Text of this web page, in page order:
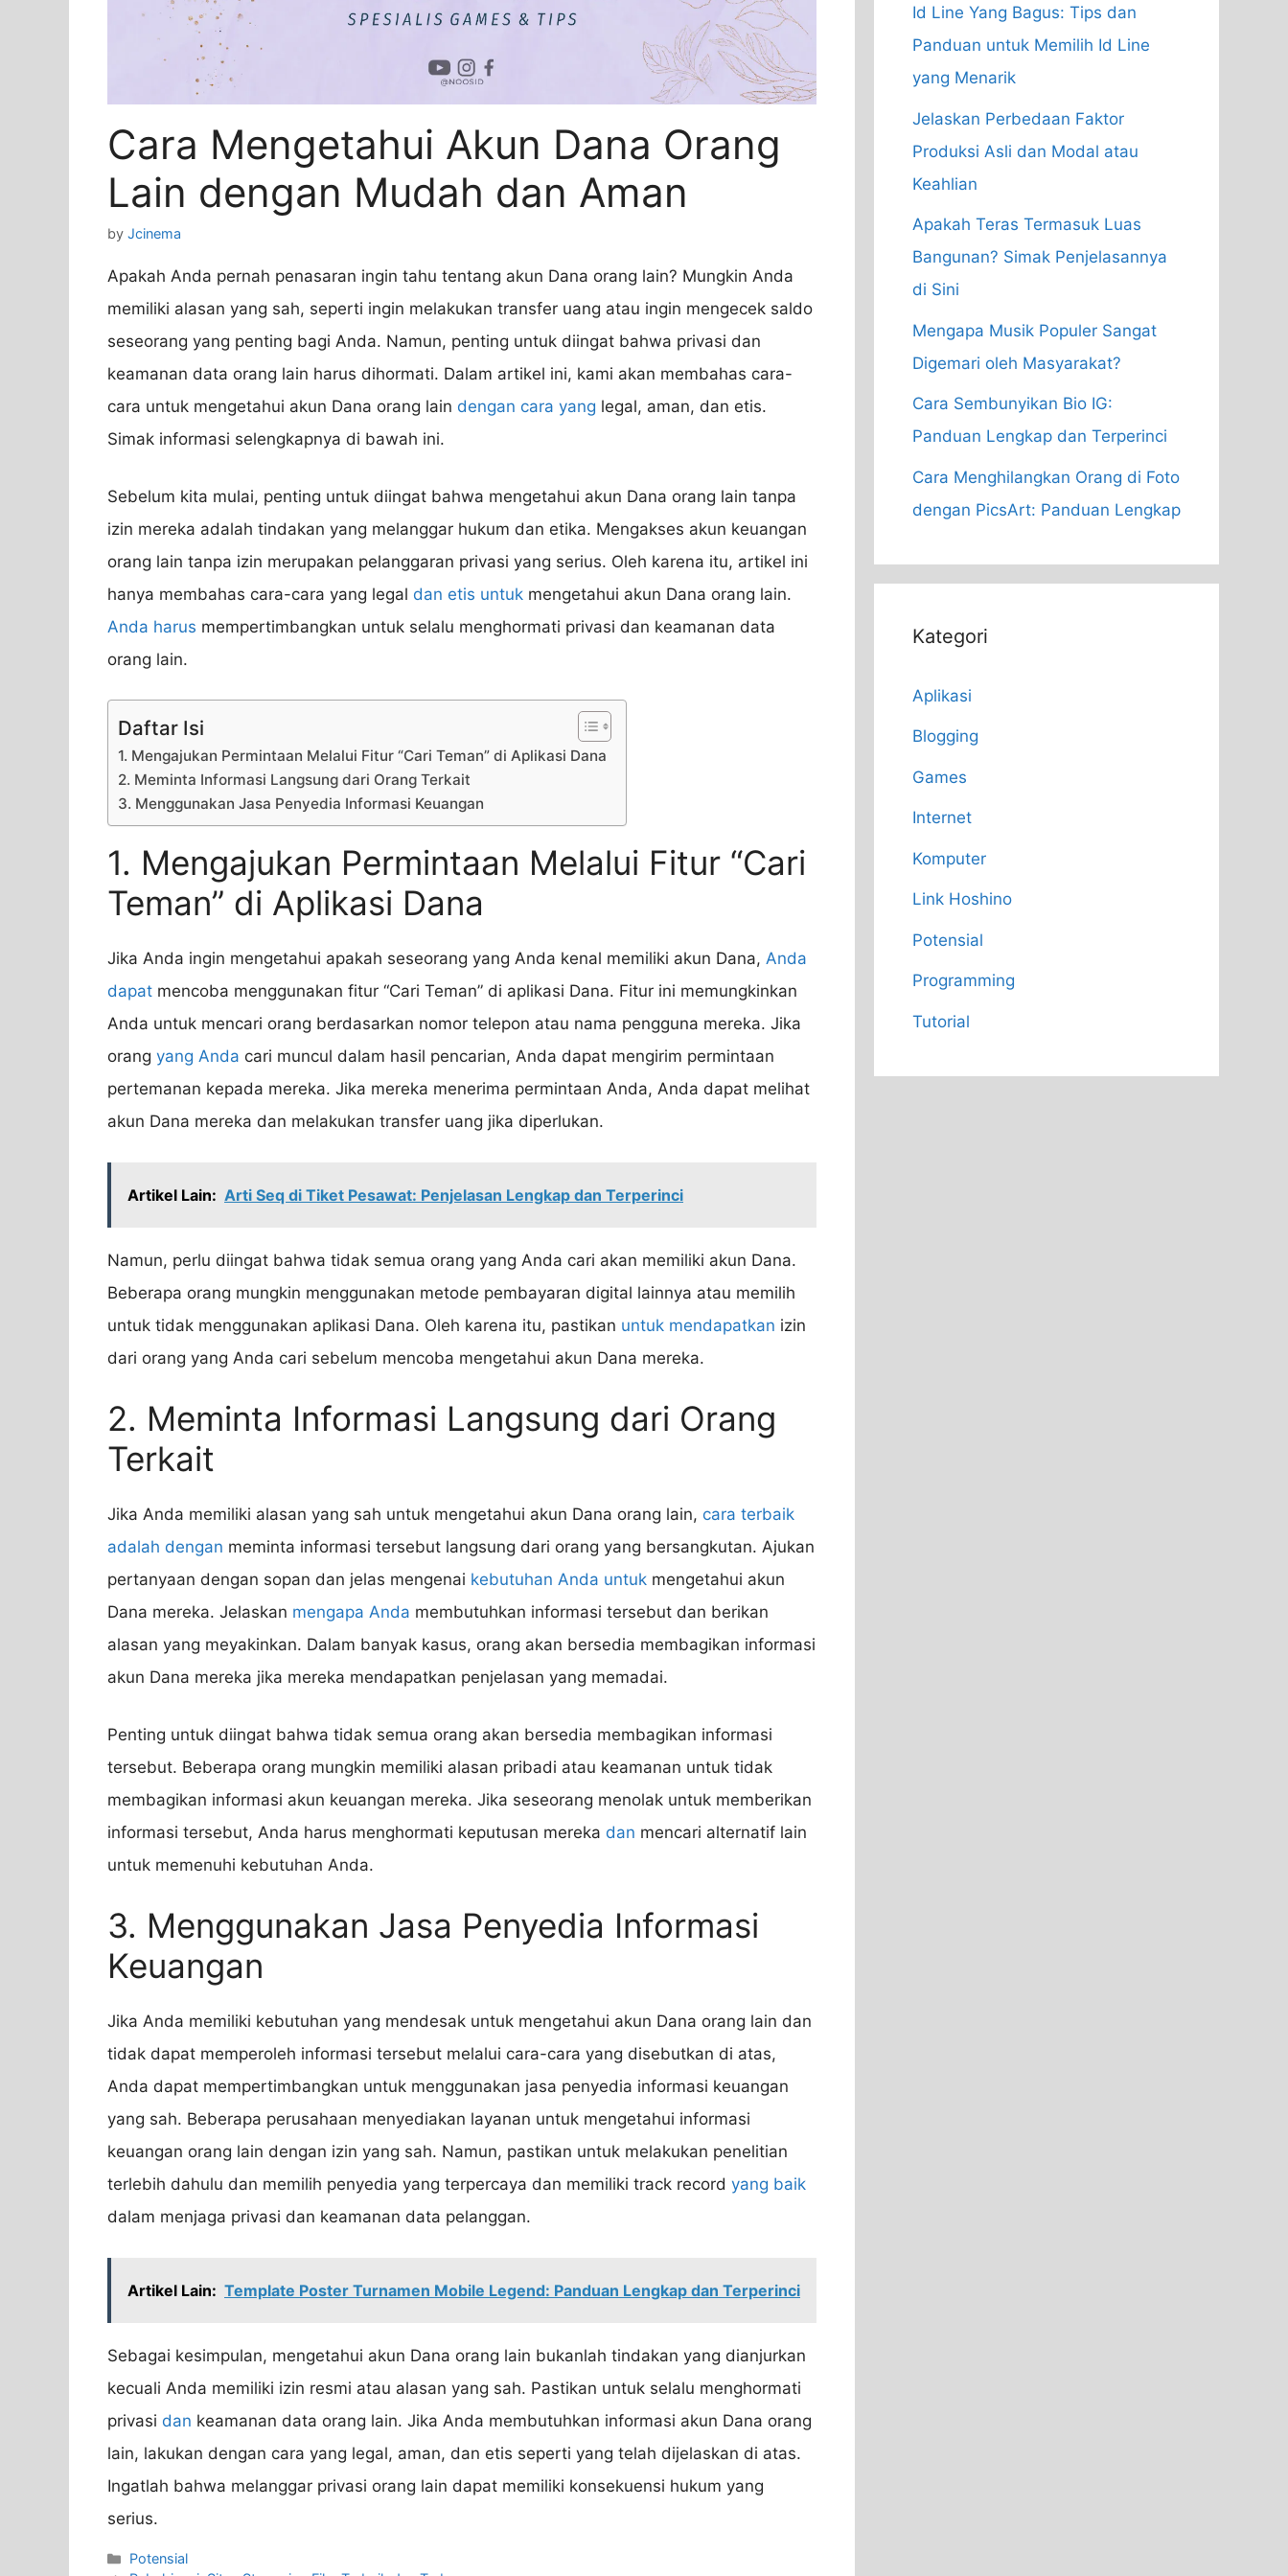
Cara Mengetahui Akun Dana Orang
Lain dengan Mudah dan Aman
by Jcinema
Apakah Anda pernah penasaran ingin tahu tentang akun Dana orang lain? Mungkin Anda
memiliki alasan yang sah, seperti ingin melakukan transfer uang atau ingin mengecek saldo
seseorang yang penting bagi Anda. Namun, penting untuk diingat bahwa privasi dan
keamanan data orang lain harus dihormati. Dalam artikel ini, kami akan membahas cara-
cara untuk mengetahui akun Dana orang lain dengan cara yang legal, aman, dan etis.
Simak informasi selengkapnya di bawah ini.
Sebelum kita mulai, penting untuk diingat bahwa mengetahui akun Dana orang lain tanpa
izin mereka adalah tindakan yang melanggar hukum dan etika. Mengakses akun keuangan
orang lain tanpa izin merupakan pelanggaran privasi yang serius. Oleh karena itu, artikel ini
hanya membahas cara-cara yang legal dan etis untuk mengetahui akun Dana orang lain.
Anda harus mempertimbangkan untuk selalu menghormati privasi dan keamanan data
orang lain.
Daftar Isi
1. Mengajukan Permintaan Melalui Fitur “Cari Teman” di Aplikasi Dana
2. Meminta Informasi Langsung dari Orang Terkait
3. Menggunakan Jasa Penyedia Informasi Keuangan
1. Mengajukan Permintaan Melalui Fitur “Cari
Teman” di Aplikasi Dana
Jika Anda ingin mengetahui apakah seseorang yang Anda kenal memiliki akun Dana, Anda
dapat mencoba menggunakan fitur “Cari Teman” di aplikasi Dana. Fitur ini memungkinkan
Anda untuk mencari orang berdasarkan nomor telepon atau nama pengguna mereka. Jika
orang yang Anda cari muncul dalam hasil pencarian, Anda dapat mengirim permintaan
pertemanan kepada mereka. Jika mereka menerima permintaan Anda, Anda dapat melihat
akun Dana mereka dan melakukan transfer uang jika diperlukan.
Artikel Lain: Arti Seq di Tiket Pesawat: Penjelasan Lengkap dan Terperinci
Namun, perlu diingat bahwa tidak semua orang yang Anda cari akan memiliki akun Dana.
Beberapa orang mungkin menggunakan metode pembayaran digital lainnya atau memilih
untuk tidak menggunakan aplikasi Dana. Oleh karena itu, pastikan untuk mendapatkan izin
dari orang yang Anda cari sebelum mencoba mengetahui akun Dana mereka.
2. Meminta Informasi Langsung dari Orang
Terkait
Jika Anda memiliki alasan yang sah untuk mengetahui akun Dana orang lain, cara terbaik
adalah dengan meminta informasi tersebut langsung dari orang yang bersangkutan. Ajukan
pertanyaan dengan sopan dan jelas mengenai kebutuhan Anda untuk mengetahui akun
Dana mereka. Jelaskan mengapa Anda membutuhkan informasi tersebut dan berikan
alasan yang meyakinkan. Dalam banyak kasus, orang akan bersedia membagikan informasi
akun Dana mereka jika mereka mendapatkan penjelasan yang memadai.
Penting untuk diingat bahwa tidak semua orang akan bersedia membagikan informasi
tersebut. Beberapa orang mungkin memiliki alasan pribadi atau keamanan untuk tidak
membagikan informasi akun keuangan mereka. Jika seseorang menolak untuk memberikan
informasi tersebut, Anda harus menghormati keputusan mereka dan mencari alternatif lain
untuk memenuhi kebutuhan Anda.
3. Menggunakan Jasa Penyedia Informasi
Keuangan
Jika Anda memiliki kebutuhan yang mendesak untuk mengetahui akun Dana orang lain dan
tidak dapat memperoleh informasi tersebut melalui cara-cara yang disebutkan di atas,
Anda dapat mempertimbangkan untuk menggunakan jasa penyedia informasi keuangan
yang sah. Beberapa perusahaan menyediakan layanan untuk mengetahui informasi
keuangan orang lain dengan izin yang sah. Namun, pastikan untuk melakukan penelitian
terlebih dahulu dan memilih penyedia yang terpercaya dan memiliki track record yang baik
dalam menjaga privasi dan keamanan data pelanggan.
Artikel Lain: Template Poster Turnamen Mobile Legend: Panduan Lengkap dan Terperinci
Sebagai kesimpulan, mengetahui akun Dana orang lain bukanlah tindakan yang dianjurkan
kecuali Anda memiliki izin resmi atau alasan yang sah. Pastikan untuk selalu menghormati
privasi dan keamanan data orang lain. Jika Anda membutuhkan informasi akun Dana orang
lain, lakukan dengan cara yang legal, aman, dan etis seperti yang telah dijelaskan di atas.
Ingatlah bahwa melanggar privasi orang lain dapat memiliki konsekuensi hukum yang
serius.
Categories
Potensial
Id Line Yang Bagus: Tips dan
Panduan untuk Memilih Id Line
yang Menarik
Jelaskan Perbedaan Faktor
Produksi Asli dan Modal atau
Keahlian
Apakah Teras Termasuk Luas
Bangunan? Simak Penjelasannya
di Sini
Mengapa Musik Populer Sangat
Digemari oleh Masyarakat?
Cara Sembunyikan Bio IG:
Panduan Lengkap dan Terperinci
Cara Menghilangkan Orang di Foto
dengan PicsArt: Panduan Lengkap
Kategori
Aplikasi
Blogging
Games
Internet
Komputer
Link Hoshino
Potensial
Programming
Tutorial